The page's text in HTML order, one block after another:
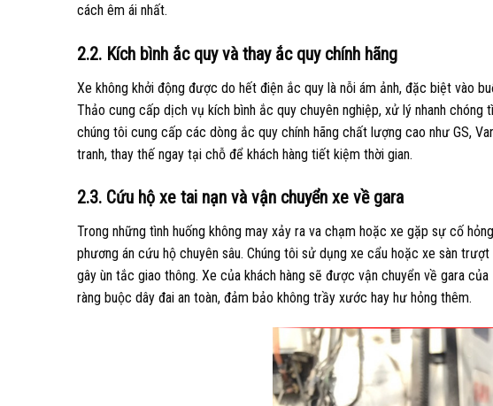
cách êm ái nhất.
2.2. Kích bình ắc quy và thay ắc quy chính hãng
Xe không khởi động được do hết điện ắc quy là nỗi ám ảnh, đặc biệt vào
Thảo cung cấp dịch vụ kích bình ắc quy chuyên nghiệp, xử lý nhanh
chúng tôi cung cấp các dòng ắc quy chính hãng chất lượng cao như GS,
tranh, thay thế ngay tại chỗ để khách hàng tiết kiệm thời gian.
2.3. Cứu hộ xe tai nạn và vận chuyển xe về gara
Trong những tình huống không may xảy ra va chạm hoặc xe gặp sự cố
phương án cứu hộ chuyên sâu. Chúng tôi sử dụng xe cẩu hoặc xe sàn
gây ùn tắc giao thông. Xe của khách hàng sẽ được vận chuyển về gara
ràng buộc dây đai an toàn, đảm bảo không trầy xước hay hư hỏng thêm.